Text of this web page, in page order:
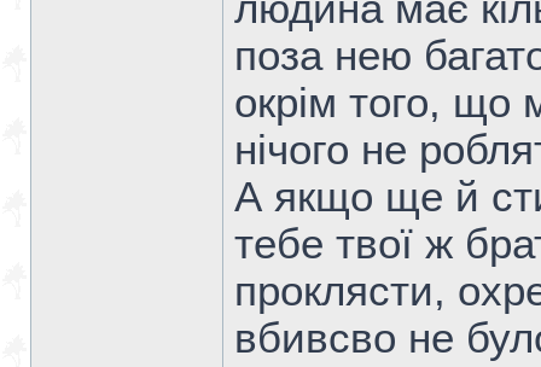
поза нею
окрім того,
нічого не
А якщо ще й
тебе твої ж
проклясти,
вбивсво не